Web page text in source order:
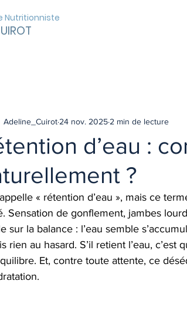
Nutritionniste
d’eau :
?
Adeline_Cuirot 24 nov. 2025 2 min de lecture
« rétention d’eau », mais ce
Sensation de gonflement, jambes
sur la balance : l’eau semble
rien au hasard. S’il retient l’eau,
Et, contre toute attente, ce